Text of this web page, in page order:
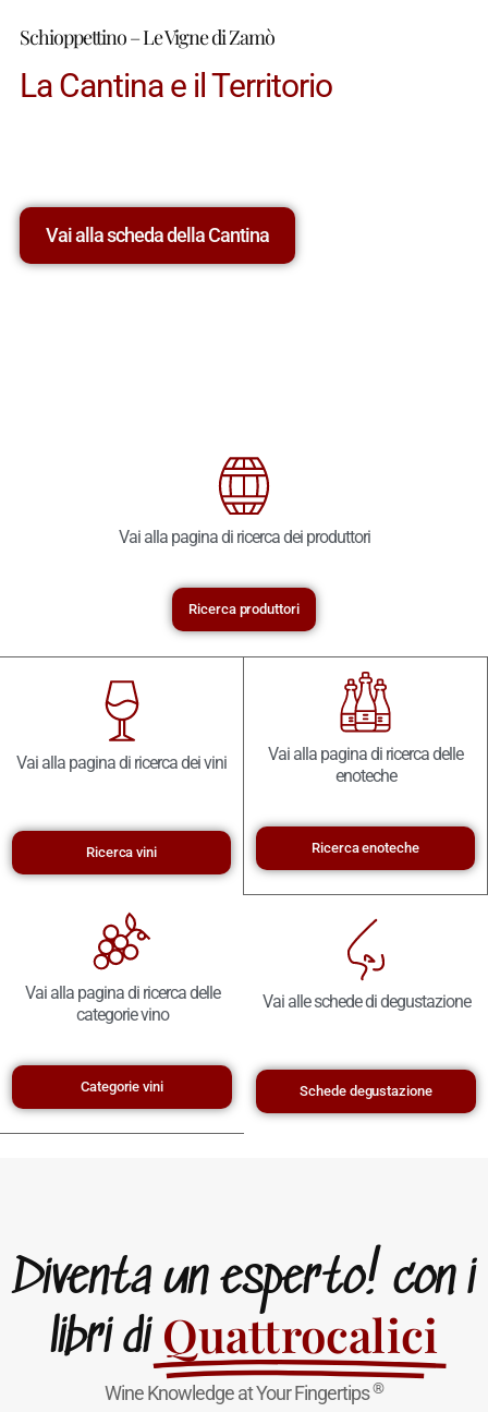
Schioppettino – Le Vigne di Zamò
La Cantina e il Territorio
Vai alla scheda della Cantina
Vai alla pagina di ricerca dei produttori
Ricerca produttori
Vai alla pagina di ricerca dei vini
Ricerca vini
Vai alla pagina di ricerca delle
enoteche
Ricerca enoteche
Vai alla pagina di ricerca delle
categorie vino
Categorie vini
Vai alle schede di degustazione
Schede degustazione
Diventa un esperto! con i
libri di Quattrocalici
Wine Knowledge at Your Fingertips®